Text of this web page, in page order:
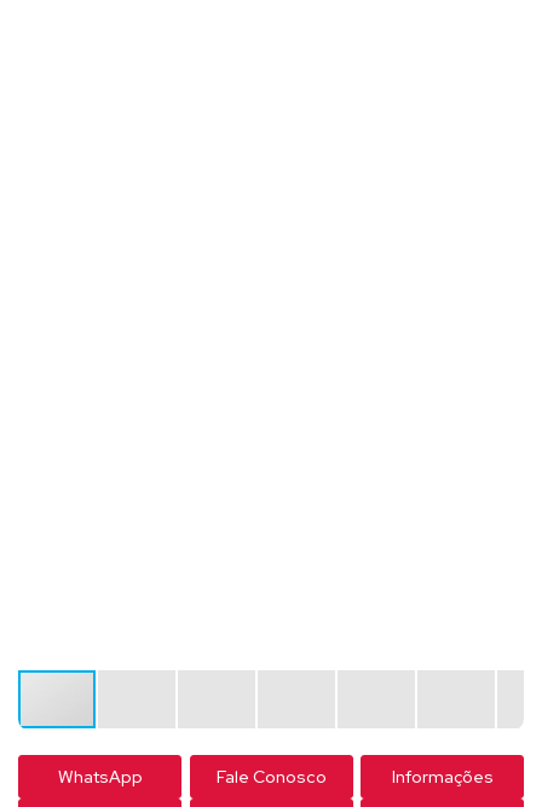
WhatsApp Fale Conosco Informações